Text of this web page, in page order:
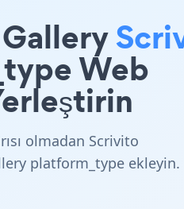
Web
olmadan Scrivito
platform_type ekleyin.